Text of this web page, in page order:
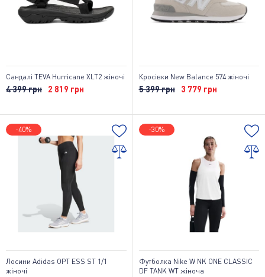
Сандалі TEVA Hurricane XLT2 жіночі
4 399 грн 2 819 грн
Кросівки New Balance 574 жіночі
5 399 грн 3 779 грн
-40%
Лосини Adidas OPT ESS ST 1/1
жіночі
-30%
Футболка Nike W NK ONE CLASSIC
DF TANK WT жіноча